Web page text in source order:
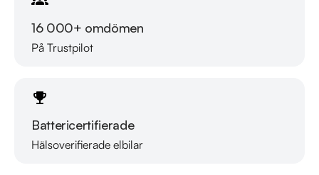
16 000+ omdömen
På Trustpilot
Battericertifierade
Hälsoverifierade elbilar
Läs mer om oss